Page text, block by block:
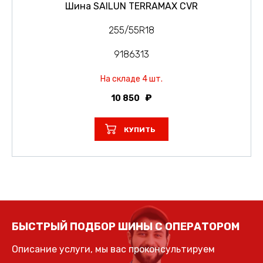
Шина SAILUN TERRAMAX CVR
255/55R18
9186313
На складе 4 шт.
10 850
КУПИТЬ
БЫСТРЫЙ ПОДБОР ШИНЫ С ОПЕРАТОРОМ
Описание услуги, мы вас проконсультируем